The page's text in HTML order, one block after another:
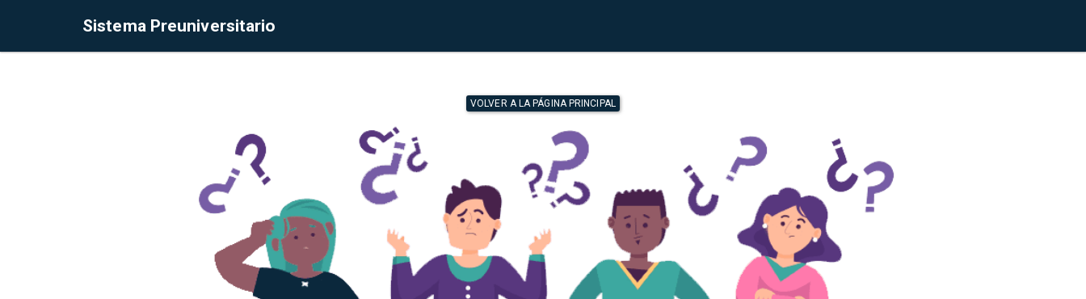
Sistema Preuniversitario
VOLVER A LA PÁGINA PRINCIPAL